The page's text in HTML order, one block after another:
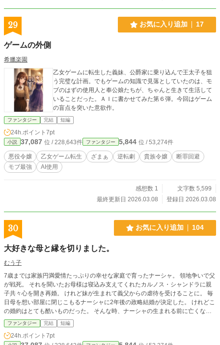
29 お気に入り追加 17
ゲームの外側
希臘楽園
乙女ゲームに転生した義妹、公爵家に乗り込んで王太子を狙
う完璧な計画。でもゲームの知識で見落としていたのは、モ
ブのはずの使用人と奉公娘たちが、ちゃんと生きて生活して
いることだった。ＡＩに書かせてみた第６弾。今回はゲーム
の盲点を突いた意欲作。
ファンタジー 完結 短編
24h.ポイント 7pt
小説 37,087 位 / 228,643件 ファンタジー 5,844 位 / 53,274件
悪役令嬢 乙女ゲーム転生 ざまぁ 逆転劇 貴族令嬢
断罪回避
モブ最強
AI使用
感想数 1
文字数 5,599
最終更新日 2026.03.08
登録日 2026.03.08
30 お気に入り追加 104
大好きな母と縁を切りました。
むう子
7歳までは家族円満愛情たっぷりの幸せな家庭で育ったナーシャ。 領地争いで父
が戦死。 それを聞いたお母様は寝込み支えてくれたカルノス・シャンドラに親
子共々心を開き再婚。 けれど妹が生まれて義父からの虐待を受けることに。 毎
日母を想い部屋に閉じこもるナーシャに2年後の政略結婚が決定した。 けれどこ
の婚約はとても酷いものだった。 そんな時、ナーシャの生まれる前に亡くなっ
た父方のおばあさまと契約していた精霊と出会う。 そこで今までずっと近くに
居てくれたメイドの裏切りを知り……
ファンタジー 完結 短編
24h.ポイント 7pt